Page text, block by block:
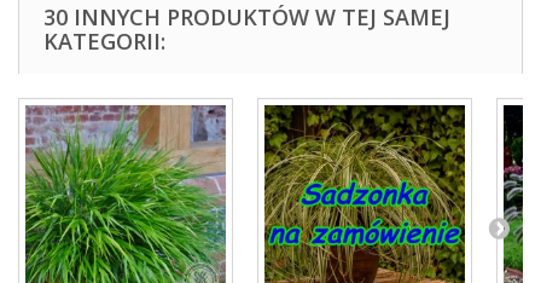
30 INNYCH PRODUKTÓW W TEJ SAMEJ
KATEGORII: